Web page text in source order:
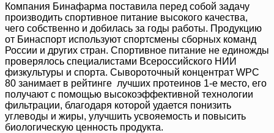
Компания Бинафарма поставила перед собой задачу
производить спортивное питание высокого качества,
чего собственно и добилась за годы работы. Продукцию
от Бинаспорт используют спортсмены сборных команд
России и других стран. Спортивное питание не единожды
проверялось специалистами Всероссийского НИИ
физкультуры и спорта. Сывороточный концентрат WPC
80 занимает в рейтинге лучших протеинов 1-е место, его
получают с помощью высокоэффективной технологии
фильтрации, благодаря которой удается понизить
углеводы и жиры, улучшить усвояемость и повысить
биологическую ценность продукта.